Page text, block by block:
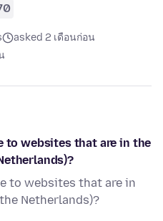
asked 2 เดือนก่อน
to websites that are in the
to websites that are in
Netherlands)?